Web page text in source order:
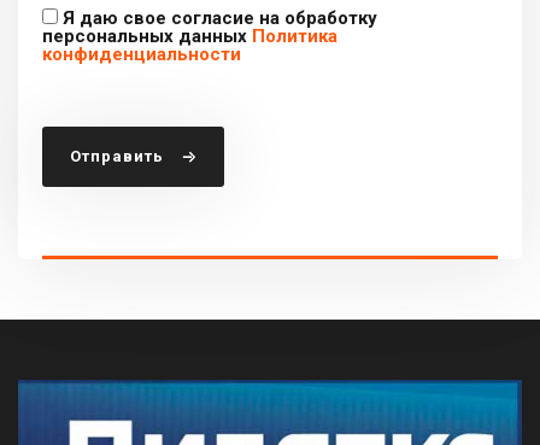
Я даю свое согласие на обработку
персональных данных Политика
конфиденциальности
Отправить